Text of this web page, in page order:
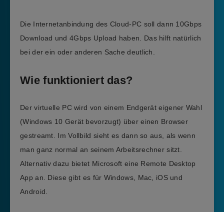
Die Internetanbindung des Cloud-PC soll dann 10Gbps
Download und 4Gbps Upload haben. Das hilft natürlich
bei der ein oder anderen Sache deutlich.
Wie funktioniert das?
Der virtuelle PC wird von einem Endgerät eigener Wahl
(Windows 10 Gerät bevorzugt) über einen Browser
gestreamt. Im Vollbild sieht es dann so aus, als wenn
man ganz normal an seinem Arbeitsrechner sitzt.
Alternativ dazu bietet Microsoft eine Remote Desktop
App an. Diese gibt es für Windows, Mac, iOS und
Android.